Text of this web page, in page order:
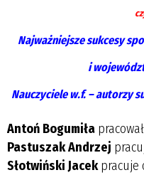
Najważniejsze sukcesy
i
Nauczyciele w.f. – autorzy
Antoń Bogumiła
Pastuszak Andrzej
Słotwiński Jacekpracuje